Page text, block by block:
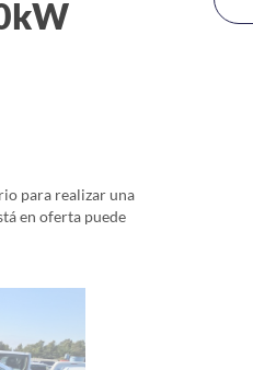
para realizar una
en oferta puede